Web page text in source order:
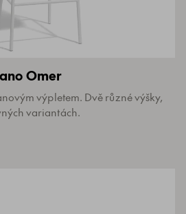
Omer
výpletem. Dvě různé výšky,
variantách.